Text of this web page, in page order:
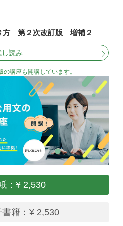
方 第２次改訂版 増補２
し読み
講座も開講しています。
：¥ 2,530
書籍：¥ 2,530